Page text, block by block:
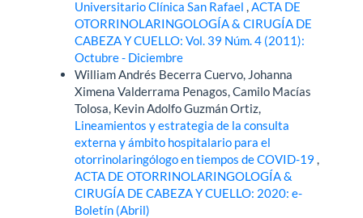
Universitario Clínica San Rafael,ACTA DE
OTORRINOLARINGOLOGÍA & CIRUGÍA DE
CABEZA Y CUELLO: Vol. 39 Núm. 4 (2011):
Octubre - Diciembre
William Andrés Becerra Cuervo, Johanna
Ximena Valderrama Penagos, Camilo Macías
Tolosa, Kevin Adolfo Guzmán Ortiz,
Lineamientos y estrategia de la consulta
externa y ámbito hospitalario para el
otorrinolaringólogo en tiempos de COVID-19,
ACTA DE OTORRINOLARINGOLOGÍA &
CIRUGÍA DE CABEZA Y CUELLO: 2020: e-
Boletín (Abril)